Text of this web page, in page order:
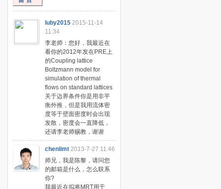
luby2015 2015-11-14
11:34
李老师：您好，我最近在
看你的2012年发在PRE上
的Coupling lattice
Boltzmann model for
simulation of thermal
flows on standard lattices
关于边界条件你是用非平
衡外推，但是我用流体密
度等于壁面密度时会出现
发散，密度会一直降低，
还请李老师赐教，谢谢
chenlimt 2013-7-27 11:46
师兄，我是陈黎，请问您
的邮箱是什么，怎么联系
你?
我最近在拟将MRT用于